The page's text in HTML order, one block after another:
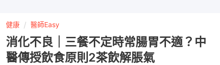
健康 醫師Easy
消化不良｜三餐不定時常腸胃不適？中
醫傳授飲食原則2茶飲解脹氣